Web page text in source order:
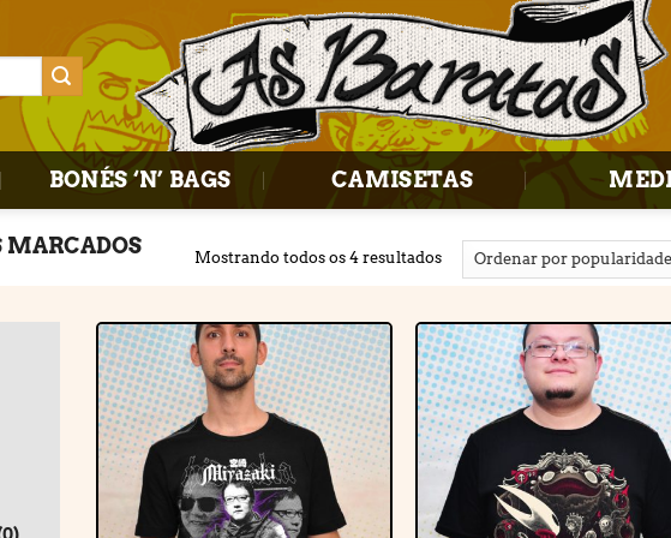
BONÉS ‘N’ BAGS CAMISETAS
MARCADOS
Mostrando todos os 4 resultados
Adicionar
à lista de
desejos
à lista
desejos